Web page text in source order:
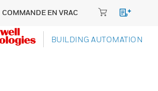
COMMANDE EN VRAC
BUILDING AUTOMATION